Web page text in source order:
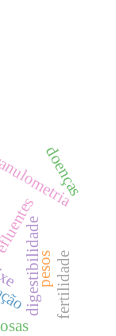
digestibilidadepesos
doenças
fertilidade